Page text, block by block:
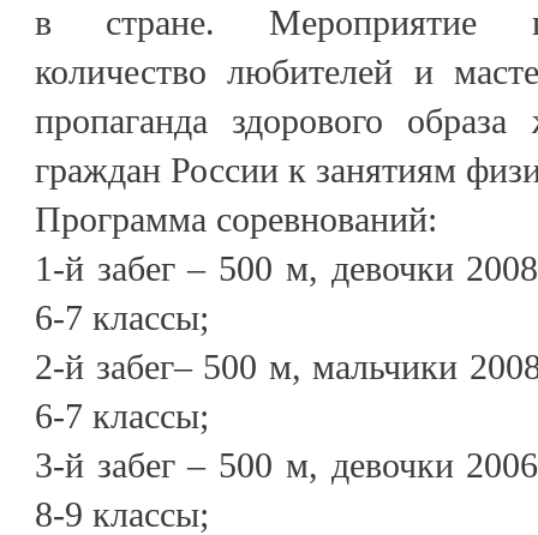
в стране. Мероприятие
количество любителей и
пропаганда здорового
граждан России к занятиям
Программа соревнований:
1-й забег – 500 м, девочки
6-7 классы;
2-й забег– 500 м, мальчики
6-7 классы;
3-й забег – 500 м, девочки
8-9 классы;